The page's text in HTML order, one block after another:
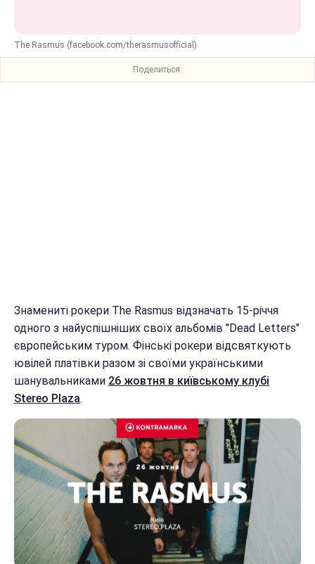
The Rasmus (facebook.com/therasmusofficial)
Поделиться:
Знамениті рокери The Rasmus відзначать 15-річчя
одного з найуспішніших своїх альбомів "Dead Letters"
європейським туром. Фінські рокери відсвяткують
ювілей платівки разом зі своїми українськими
шанувальниками 26 жовтня в київському клубі
Stereo Plaza.